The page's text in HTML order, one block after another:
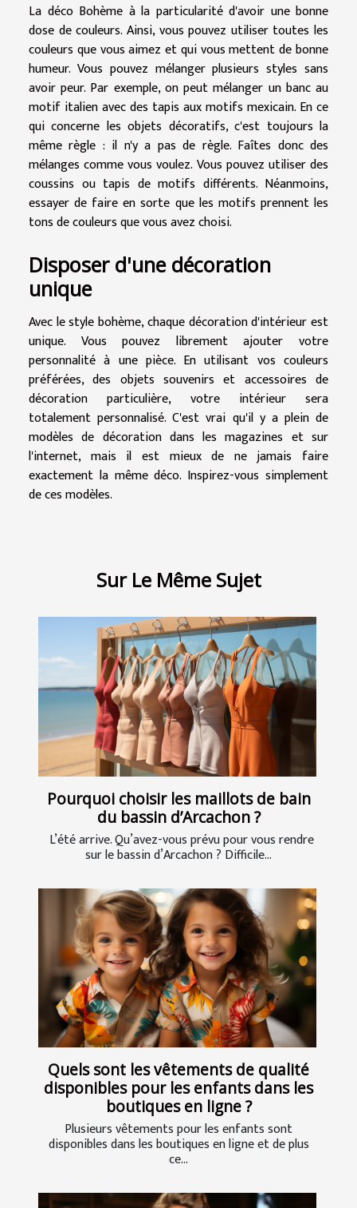
La déco Bohème à la particularité d'avoir une bonne
dose de couleurs. Ainsi, vous pouvez utiliser toutes les
couleurs que vous aimez et qui vous mettent de bonne
humeur. Vous pouvez mélanger plusieurs styles sans
avoir peur. Par exemple, on peut mélanger un banc au
motif italien avec des tapis aux motifs mexicain. En ce
qui concerne les objets décoratifs, c'est toujours la
même règle : il n'y a pas de règle. Faîtes donc des
mélanges comme vous voulez. Vous pouvez utiliser des
coussins ou tapis de motifs différents. Néanmoins,
essayer de faire en sorte que les motifs prennent les
tons de couleurs que vous avez choisi.
Disposer d'une décoration
unique
Avec le style bohème, chaque décoration d'intérieur est
unique. Vous pouvez librement ajouter votre
personnalité à une pièce. En utilisant vos couleurs
préférées, des objets souvenirs et accessoires de
décoration particulière, votre intérieur sera
totalement personnalisé. C'est vrai qu'il y a plein de
modèles de décoration dans les magazines et sur
l'internet, mais il est mieux de ne jamais faire
exactement la même déco. Inspirez-vous simplement
de ces modèles.
Sur Le Même Sujet
Pourquoi choisir les maillots de bain
du bassin d’Arcachon ?
L’été arrive. Qu’avez-vous prévu pour vous rendre
sur le bassin d’Arcachon ? Difficile...
Quels sont les vêtements de qualité
disponibles pour les enfants dans les
boutiques en ligne ?
Plusieurs vêtements pour les enfants sont
disponibles dans les boutiques en ligne et de plus
ce...